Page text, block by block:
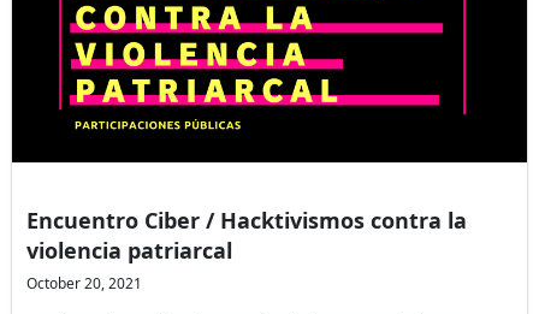
Encuentro Ciber / Hacktivismos contra la
violencia patriarcal
October 20, 2021